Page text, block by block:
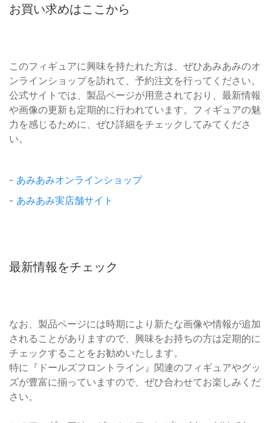
お買い求めはここから
このフィギュアに興味を持たれた方は、ぜひあみあみのオ
ンラインショップを訪れて、予約注文を行ってください。
公式サイトでは、製品ページが用意されており、最新情報
や画像の更新も定期的に行われています。フィギュアの魅
力を感じるために、ぜひ詳細をチェックしてみてくださ
い。
- あみあみオンラインショップ
- あみあみ実店舗サイト
最新情報をチェック
なお、製品ページには時期により新たな画像や情報が追加
されることがありますので、興味をお持ちの方は定期的に
チェックすることをお勧めいたします。
特に『ドールズフロントライン』関連のフィギュアやグッ
ズが豊富に揃っていますので、ぜひ合わせてお楽しみくだ
さい。